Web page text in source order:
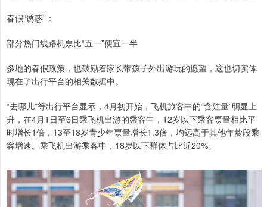
春假“诱惑”：
部分热门线路机票比“五一”便宜一半
多地的春假政策，也鼓励着家长带孩子外出游玩的愿望，这也切实体
现在了出行平台的相关数据中。
“去哪儿”等出行平台显示，4月初开始，飞机旅客中的“含娃量”明显上
升，在4月1日至6日乘飞机出游的乘客中，12岁以下乘客票量相比平
时增长1倍，13至18岁青少年票量增长1.3倍，均远高于其他年龄段乘
客增速。乘飞机出游乘客中，18岁以下群体占比近20%。